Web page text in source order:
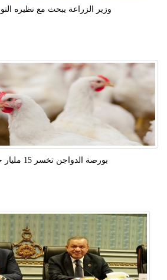
وزير الزراعة يبحث مع نظيره
بورصة الدواجن تخسر 15 مليار جنيه سنويا..